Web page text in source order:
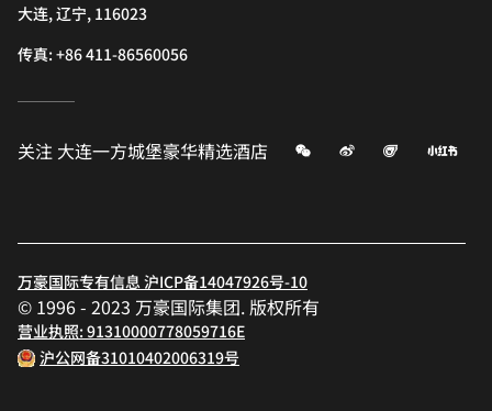
大连, 辽宁, 116023
传真:+86 411-86560056
关注 大连一方城堡豪华精选酒店 微信 微博 飞猪 小
万豪国际专有信息 沪ICP备14047926号-10
© 1996 - 2023 万豪国际集团. 版权所有
营业执照: 91310000778059716E
沪公网备31010402006319号